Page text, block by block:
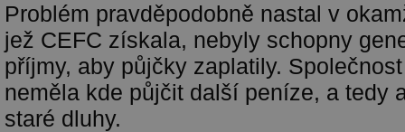
Problém pravděpodobně nastal v
jež CEFC získala, nebyly schopny
příjmy, aby půjčky zaplatily.
neměla kde půjčit další peníze, a tedy
staré dluhy.